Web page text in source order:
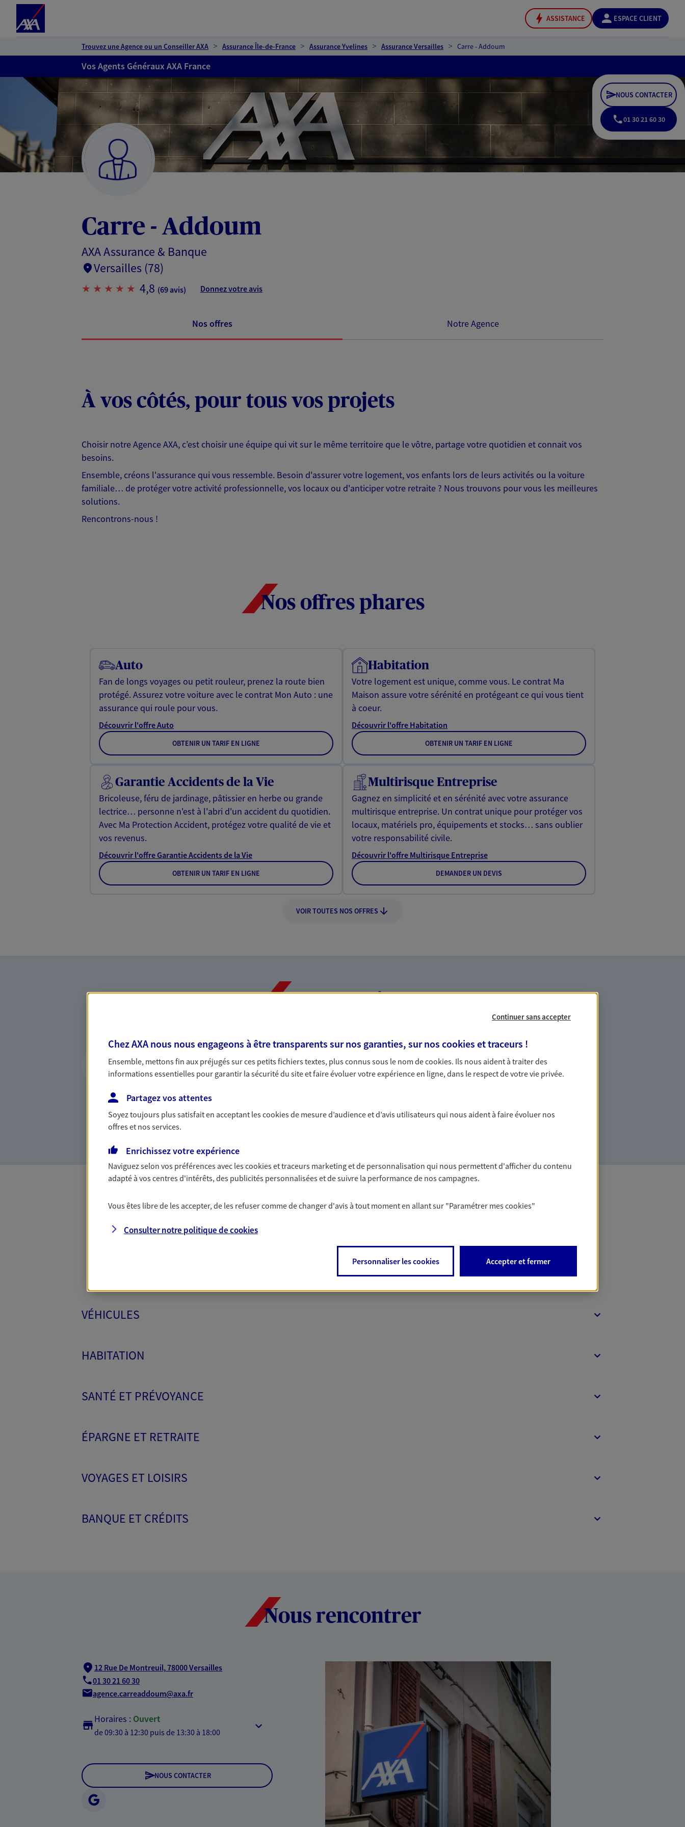
ASSISTANCE ESPACE CLIENT
Trouvez une Agence ou un Conseiller AXA Assurance Île-de-France Assurance Yvelines Assurance Versailles Carre - Addoum
Vos Agents Généraux AXA France
Carre - Addoum
AXA Assurance & Banque
Versailles (78)
4,8 (69 avis) Donnez votre avis
NOUS CONTACTER
01 30 21 60 30
Nos offres Notre Agence
À vos côtés, pour tous vos projets
Choisir notre Agence AXA, c’est choisir une équipe qui vit sur le même territoire que le vôtre, partage votre quotidien et connait vos
besoins.
Ensemble, créons l'assurance qui vous ressemble. Besoin d'assurer votre logement, vos enfants lors de leurs activités ou la voiture
familiale… de protéger votre activité professionnelle, vos locaux ou d'anticiper votre retraite ? Nous trouvons pour vous les meilleures
solutions.
Rencontrons-nous !
Nos offres phares
Auto
Fan de longs voyages ou petit rouleur, prenez la route bien
protégé. Assurez votre voiture avec le contrat Mon Auto : une
assurance qui roule pour vous.
Découvrir l'offre Auto
OBTENIR UN TARIF EN LIGNE
Habitation
Votre logement est unique, comme vous. Le contrat Ma
Maison assure votre sérénité en protégeant ce qui vous tient
à coeur.
Découvrir l'offre Habitation
OBTENIR UN TARIF EN LIGNE
Garantie Accidents de la Vie
Bricoleuse, féru de jardinage, pâtissier en herbe ou grande
lectrice… personne n'est à l'abri d'un accident du quotidien.
Avec Ma Protection Accident, protégez votre qualité de vie et
vos revenus.
Découvrir l'offre Garantie Accidents de la Vie
OBTENIR UN TARIF EN LIGNE
Multirisque Entreprise
Gagnez en simplicité et en sérénité avec votre assurance
multirisque entreprise. Un contrat unique pour protéger vos
locaux, matériels pro, équipements et stocks… sans oublier
votre responsabilité civile.
Découvrir l'offre Multirisque Entreprise
DEMANDER UN DEVIS
VOIR TOUTES NOS OFFRES
Nos expertises
Vous accompagner dans la durée et la
confiance
votre vie, c'est ainsi que nous concevons notre métier : dans
la confiance et la proximité. C'est en apprenant à vous
connaître que nous proposons de meilleures solutions.
Accompagner les professionnels et les
entreprises
votre activité, vos collaborateurs... mais aussi vous-même et
Toutes nos offres Assurance & Banque
PRO & ENTREPRISES
VÉHICULES
HABITATION
SANTÉ ET PRÉVOYANCE
ÉPARGNE ET RETRAITE
VOYAGES ET LOISIRS
BANQUE ET CRÉDITS
Nous rencontrer
12 Rue De Montreuil,78000 Versailles
01 30 21 60 30
agence.carreaddoum@axa.fr
Horaires : Ouvert
de 09:30 à 12:30 puis de 13:30 à 18:00
NOUS CONTACTER
Continuer sans accepter
Chez AXA nous nous engageons à être transparents sur nos garanties, sur nos cookies et traceurs !
Ensemble, mettons fin aux préjugés sur ces petits fichiers textes, plus connus sous le nom decookies. Ils nous aident à traiter des
informations essentielles pour garantir la sécurité du site et faire évoluer votre expérience en ligne, dans le respect de votre vie privée.
Partagez vos attentes
Soyez toujours plus satisfait en acceptant lescookiesde mesure d’audience et d’avis utilisateurs qui nous aident à faire évoluer nos
offres et nos services.
Enrichissez votre expérience
Naviguez selon vos préférences avec lescookies et traceurs marketing et de personnalisation qui nous permettent d'afficher du contenu
adapté à vos centres d'intérêts, des publicités personnalisées et de suivre la performance de nos campagnes.
Vous êtes libre de les accepter, de les refuser comme de changer d'avis à tout moment en allant sur "Paramétrer mescookies"
Consulter notre politique decookies
Personnaliser les cookies Accepter et fermer